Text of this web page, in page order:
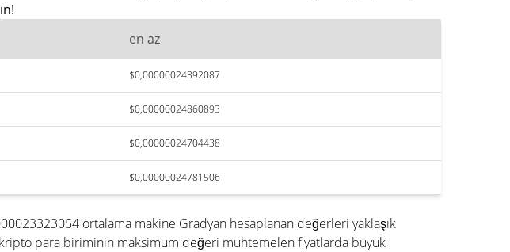
en az
$0,00000024392087
$0,00000024860893
$0,00000024704438
$0,00000024781506
ortalama makine Gradyan hesaplanan değerleri yaklaşık
para biriminin maksimum değeri muhtemelen fiyatlarda büyük